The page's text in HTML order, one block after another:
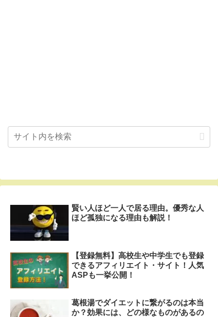
賢い人ほど一人で居る理由。優秀な人
ほど孤独になる理由も解説！
【登録無料】高校生や中学生でも登録
できるアフィリエイト・サイト！人気
ASPも一挙公開！
葛根湯でダイエットに繋がるのは本当
か？効果には、どの様なものがあるの